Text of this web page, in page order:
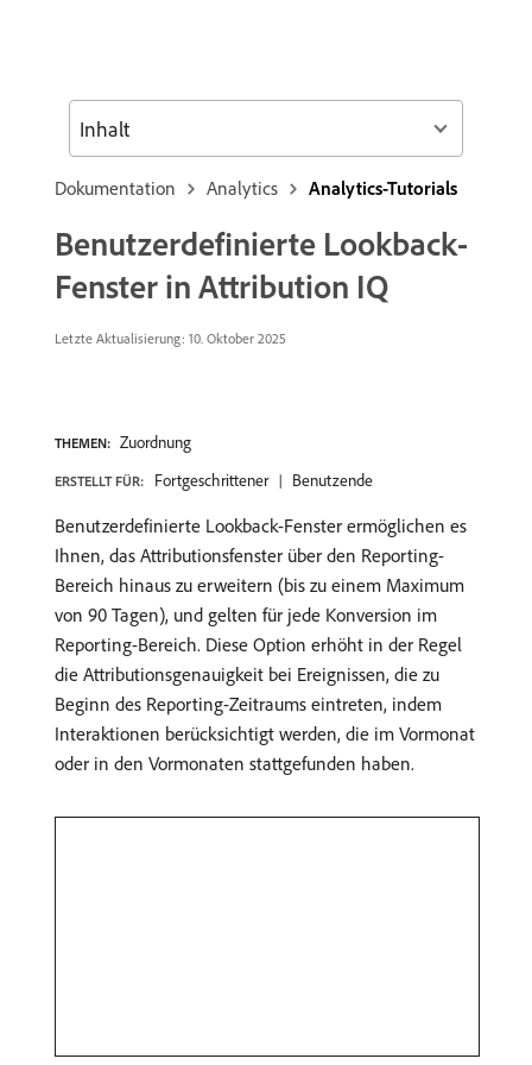
Dokumentation Analytics Analytics-Tutorials
Benutzerdefinierte Lookback-
Fenster in Attribution IQ
Letzte Aktualisierung: 10. Oktober 2025
THEMEN: Zuordnung
ERSTELLT FÜR: Fortgeschrittener Benutzende
Benutzerdefinierte Lookback-Fenster ermöglichen es
Ihnen, das Attributionsfenster über den Reporting-
Bereich hinaus zu erweitern (bis zu einem Maximum
von 90 Tagen), und gelten für jede Konversion im
Reporting-Bereich. Diese Option erhöht in der Regel
die Attributionsgenauigkeit bei Ereignissen, die zu
Beginn des Reporting-Zeitraums eintreten, indem
Interaktionen berücksichtigt werden, die im Vormonat
oder in den Vormonaten stattgefunden haben.
Inhalt